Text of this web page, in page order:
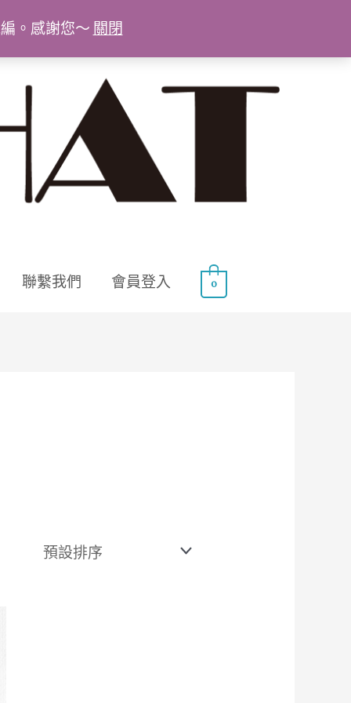
。感謝您～ 關閉
聯繫我們 會員登入 0